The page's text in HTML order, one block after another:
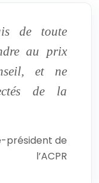
de toute
au prix
et ne
de la
président de
l’ACPR